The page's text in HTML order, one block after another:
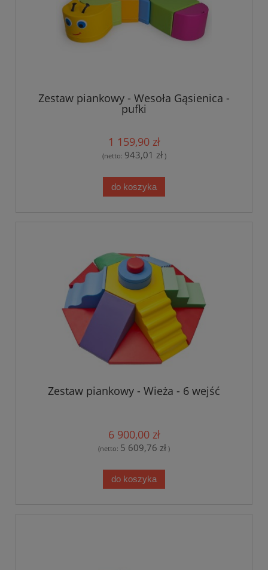
Zestaw piankowy - Wesoła Gąsienica -
pufki
1 159,90 zł
(netto: 943,01 zł)
do koszyka
Zestaw piankowy - Wieża - 6 wejść
6 900,00 zł
(netto: 5 609,76 zł )
do koszyka